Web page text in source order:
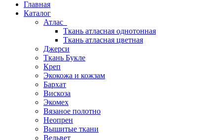
Главная
Каталог
Атлас
Ткань атласная однотонная
Ткань атласная цветная
Джерси
Ткань Букле
Креп
Экокожа и кожзам
Бархат
Вискоза
Экомех
Вязаное полотно
Неопрен
Вышитые ткани
Вельвет